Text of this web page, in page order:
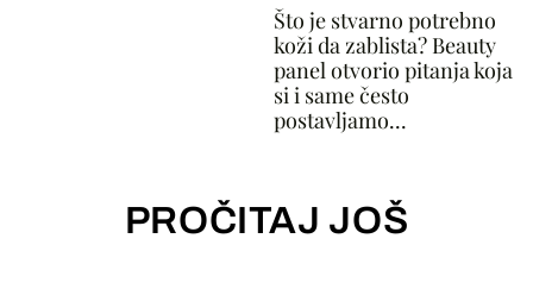
Što je stvarno potrebno
koži da zablista? Beauty
panel otvorio pitanja koja
si i same često
postavljamo...
PROČITAJ JOŠ